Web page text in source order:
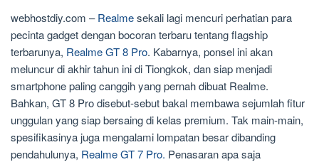
webhostdiy.com –Realmesekali lagi mencuri perhatian para
pecinta gadget dengan bocoran terbaru tentang flagship
terbarunya, Realme GT 8 Pro. Kabarnya, ponsel ini akan
meluncur di akhir tahun ini di Tiongkok, dan siap menjadi
smartphone paling canggih yang pernah dibuat Realme.
Bahkan, GT 8 Pro disebut-sebut bakal membawa sejumlah fitur
unggulan yang siap bersaing di kelas premium. Tak main-main,
spesifikasinya juga mengalami lompatan besar dibanding
pendahulunya, Realme GT 7 Pro. Penasaran apa saja